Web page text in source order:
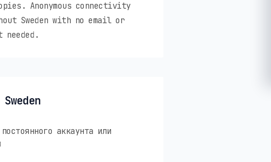
Anonymous connectivity
Sweden with no email or
needed.
аккаунта или